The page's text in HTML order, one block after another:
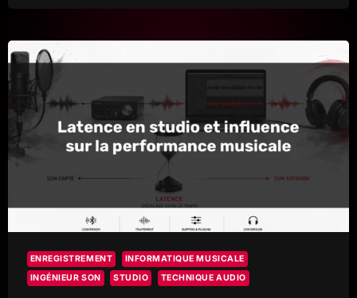
TRAITEMENTS
EXCESSIFS
ENREGISTREMENT
INFORMATIQUE MUSICALE
INGÉNIEUR SON
STUDIO TECHNIQUE AUDIO